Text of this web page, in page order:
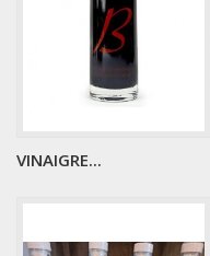
VINAIGRE...